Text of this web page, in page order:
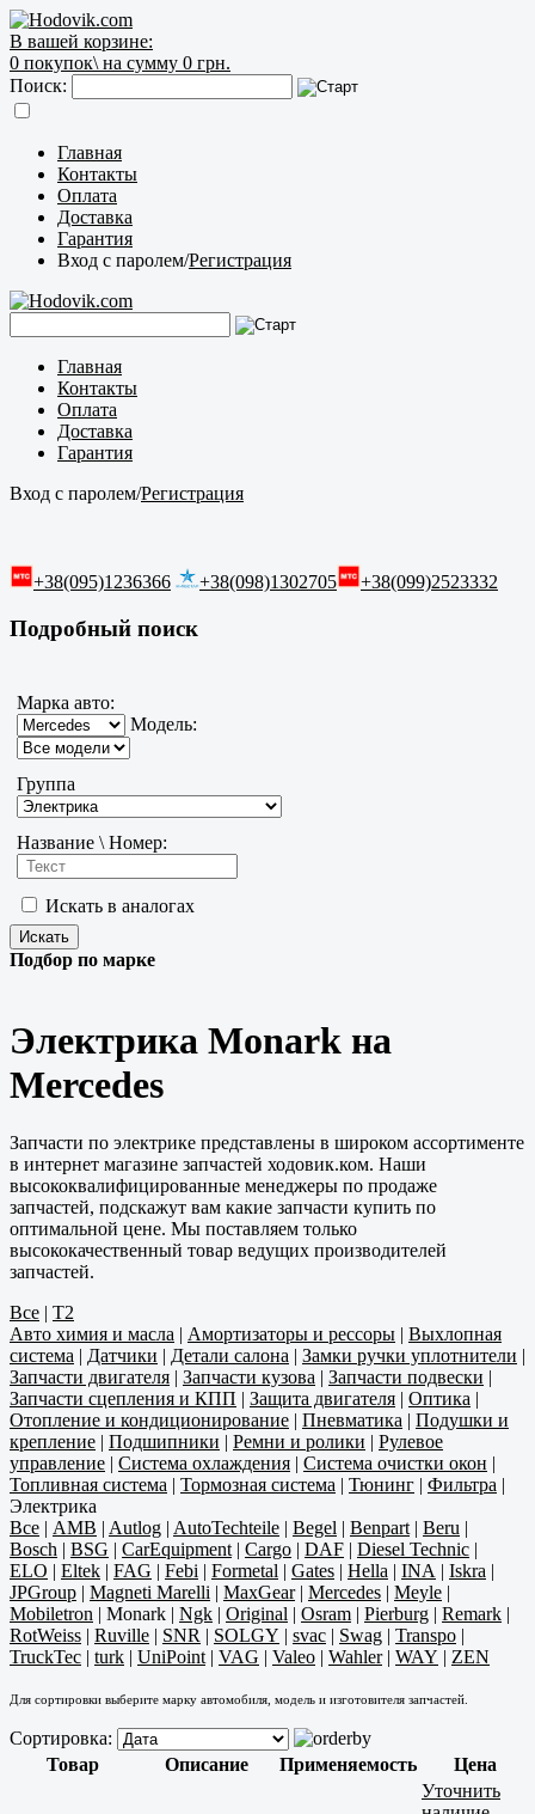
В вашей корзине:
0 покупок\ на сумму 0 грн.
Поиск:
Главная
Контакты
Оплата
Доставка
Гарантия
Вход с паролем/Регистрация
Главная
Контакты
Оплата
Доставка
Гарантия
Вход с паролем/Регистрация
+38(095)1236366 +38(098)1302705 +38(099)2523332
Подробный поиск
Марка авто:
Модель:
Группа
Название \ Номер:
Искать в аналогах
Подбор по марке
Электрика Monark на
Mercedes
Запчасти по электрике представлены в широком ассортименте
в интернет магазине запчастей ходовик.ком. Наши
высококвалифицированные менеджеры по продаже
запчастей, подскажут вам какие запчасти купить по
оптимальной цене. Мы поставляем только
высококачественный товар ведущих производителей
запчастей.
Все | T2
Авто химия и масла | Амортизаторы и рессоры | Выхлопная
система | Датчики | Детали салона | Замки ручки уплотнители |
Запчасти двигателя | Запчасти кузова | Запчасти подвески |
Запчасти сцепления и КПП | Защита двигателя | Оптика |
Отопление и кондиционирование | Пневматика | Подушки и
крепление | Подшипники | Ремни и ролики | Рулевое
управление | Система охлаждения | Система очистки окон |
Топливная система | Тормозная система | Тюнинг | Фильтра |
Электрика
Все | AMB | Autlog | AutoTechteile | Begel | Benpart | Beru |
Bosch | BSG | CarEquipment | Cargo | DAF | Diesel Technic |
ELO | Eltek | FAG | Febi | Formetal | Gates | Hella | INA | Iskra |
JPGroup | Magneti Marelli | MaxGear| Mercedes | Meyle |
Mobiletron | Monark | Ngk | Original | Osram | Pierburg | Remark |
RotWeiss | Ruville | SNR | SOLGY | svac | Swag | Transpo |
TruckTec | turk | UniPoint | VAG | Valeo | Wahler| WAY | ZEN
Для сортировки выберите марку автомобиля, модель и изготовителя запчастей.
Сортировка:
Товар
Описание Применяемость Цена
Уточнить